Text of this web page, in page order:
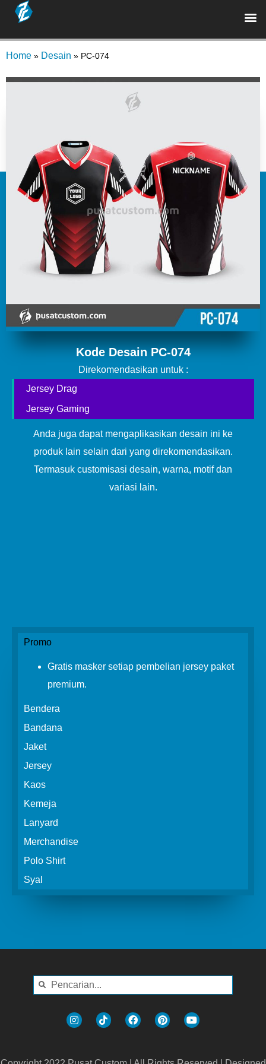
Home » Desain » PC-074
Kode Desain PC-074
Direkomendasikan untuk :
Jersey Drag
Jersey Gaming
Anda juga dapat mengaplikasikan desain ini ke
produk lain selain dari yang direkomendasikan.
Termasuk customisasi desain, warna, motif dan
variasi lain.
Promo
Gratis masker setiap pembelian jersey paket
premium.
Bendera
Bandana
Jaket
Jersey
Kaos
Kemeja
Lanyard
Merchandise
Polo Shirt
Syal